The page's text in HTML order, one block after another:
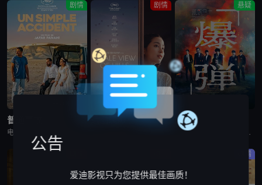
剧情
普通事故
剧情
远山淡影
悬疑
爆弹
一个神秘中年男子醉酒后袭击了一台自动售货机和便利店店员，被警方拘留。他声称自己拥有超能力，并预测东京将有炸弹。从秋叶原爆炸事件算起，他预测接下来还会有三次爆炸，间隔一小时。随后，他一边回避着警察的
剧情
公告
爱迪影视只为您提供最佳画质！